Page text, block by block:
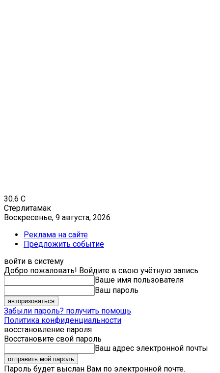
30.6 C
Стерлитамак
Воскресенье, 9 августа, 2026
Реклама на сайте
Предложить событие
войти в систему
Добро пожаловать! Войдите в свою учётную запись
Ваше имя пользователя
Ваш пароль
Забыли пароль? получить помощь
Политика конфиденциальности
восстановление пароля
Восстановите свой пароль
Ваш адрес электронной почты
Пароль будет выслан Вам по электронной почте.